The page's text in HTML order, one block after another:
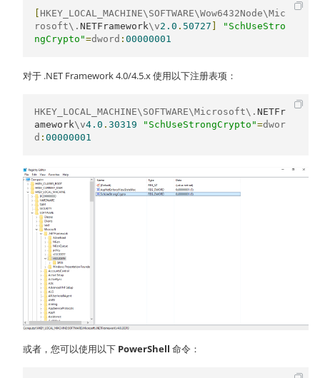
HKEY_LOCAL_MACHINE\SOFTWARE\Wow6432Node\Mic
rosoft\. NETFramework\v2.0 . 50727
"SchUseStro
ngCrypto"=dword : 00000001
对于 .NET Framework 4.0/4.5.x 使用以下注册表项：
HKEY_LOCAL_MACHINE\SOFTWARE\Microsoft\. NETFr
amework\v4.0 . 30319 "SchUseStrongCrypto"=dwor
d : 00000001
或者，您可以使用以下 PowerShell 命令：